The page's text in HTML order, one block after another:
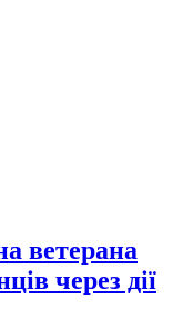
ветерана
через дії